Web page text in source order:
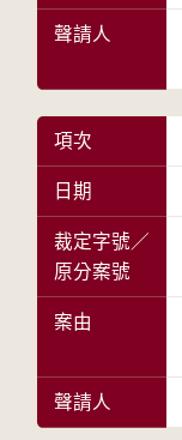
聲請人
項次
日期
裁定字號／
原分案號
案由
聲請人